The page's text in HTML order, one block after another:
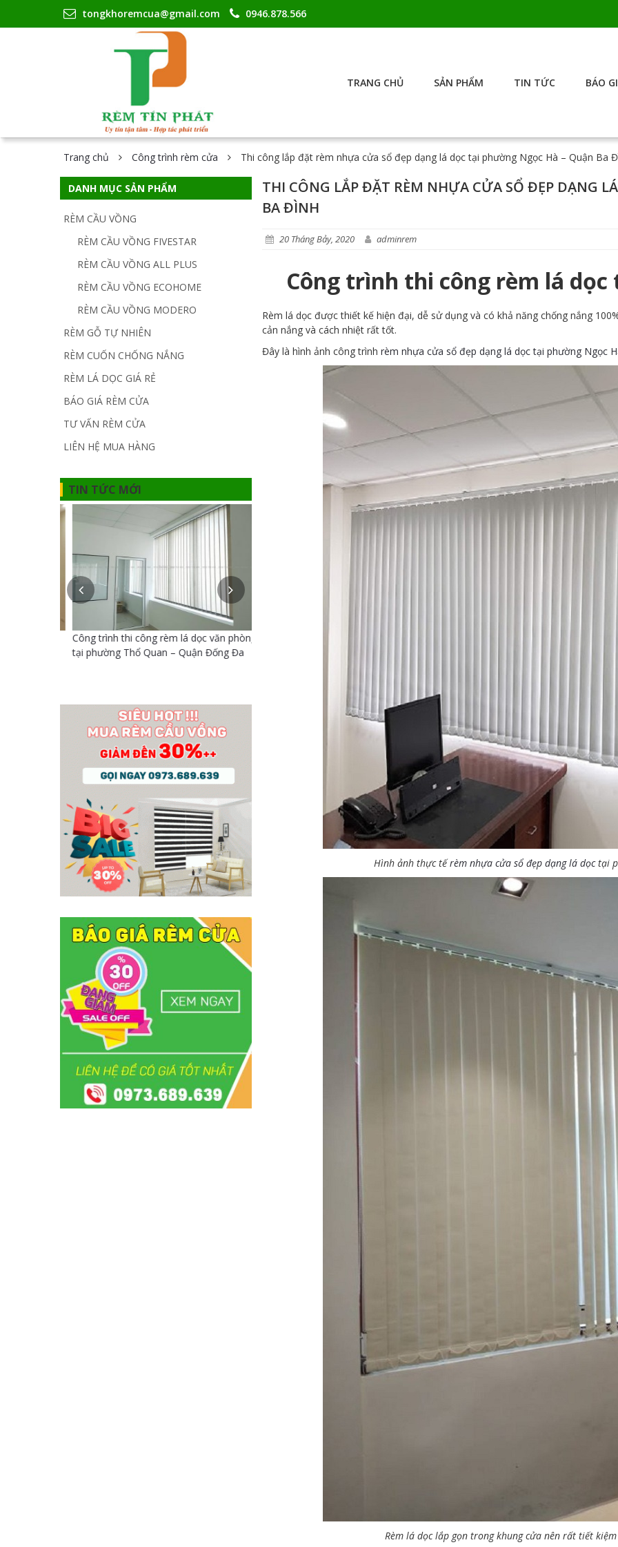
tongkhoremcua@gmail.com 0946.878.566
TRANG CHỦ SẢN PHẨM TIN TỨC BÁO
Trang chủ Công trình rèm cửa Thi công lắp đặt rèm nhựa cửa sổ đẹp dạng lá dọc tại phường Ngọc Hà – Quận Ba
THI CÔNG LẮP ĐẶT RÈM NHỰA CỬA SỔ ĐẸP DẠNG
BA ĐÌNH
20 Tháng Bảy, 2020 adminrem
Công trình thi công rèm lá
Rèm lá dọc được thiết kế hiện đại, dễ sử dụng và có khả năng chống nắng
cản nắng và cách nhiệt rất tốt.
Đây là hình ảnh công trình rèm nhựa cửa sổ đẹp dạng lá dọc tại phường Ngọc
Hình ảnh thực tếrèm nhựa cửa sổ đẹp dạng lá dọctại
Rèm lá dọc lắp gọn trong khung cửa nên rất tiết
DANH MỤC SẢN PHẨM
RÈM CẦU VỒNG
RÈM CẦU VỒNG FIVESTAR
RÈM CẦU VỒNG ALL PLUS
RÈM CẦU VỒNG ECOHOME
RÈM CẦU VỒNG MODERO
RÈM GỖ TỰ NHIÊN
RÈM CUỐN CHỐNG NẮNG
RÈM LÁ DỌC GIÁ RẺ
BÁO GIÁ RÈM CỬA
TƯ VẤN RÈM CỬA
LIÊN HỆ MUA HÀNG
TIN TỨC MỚI
Công trình thi công rèm lá dọc văn phòng
tại phường Thổ Quan – Quận Đống Đa